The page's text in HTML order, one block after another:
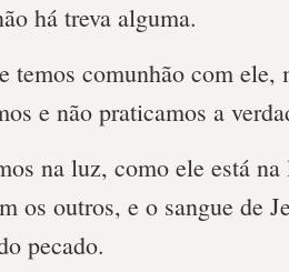
há treva alguma.
temos comunhão com ele,
e não praticamos a
na luz, como ele está
os outros, e o sangue de
pecado.